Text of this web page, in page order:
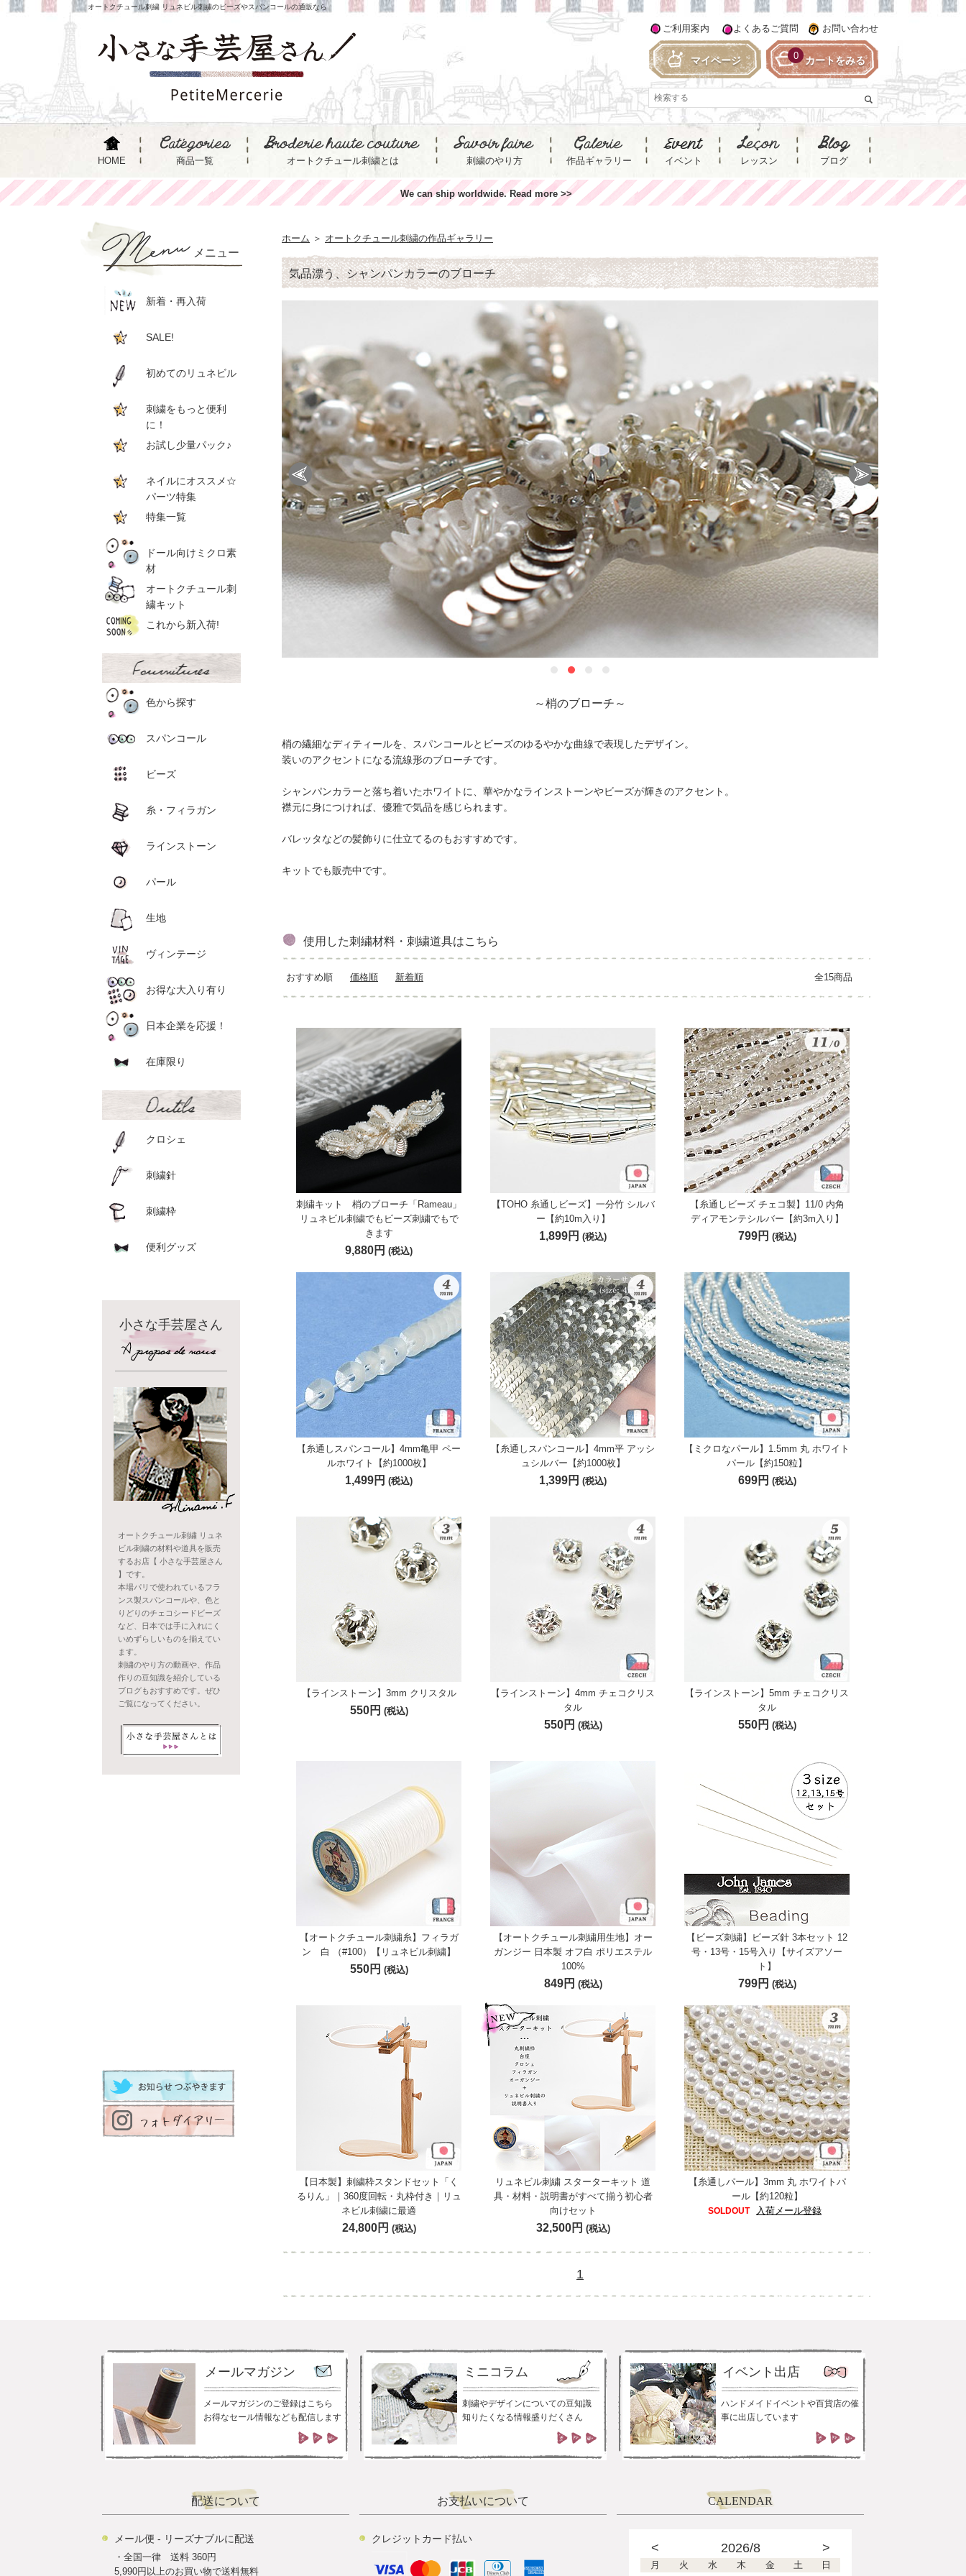
オートクチュール刺繍 リュネビル刺繍のビーズやスパンコールの通販なら
HOME 商品一覧 オートクチュール刺繍とは 刺繍のやり方 作品ギャラリー イベント レッスン ブログ
ご利用案内 よくあるご質問 お問い合わせ
マイページ カートをみる
0
We can ship worldwide. Read more >>
ホーム ＞ オートクチュール刺繍の作品ギャラリー
気品漂う、シャンパンカラーのブローチ
～梢のブローチ～
梢の繊細なディティールを、スパンコールとビーズのゆるやかな曲線で表現したデザイン。
装いのアクセントになる流線形のブローチです。
シャンパンカラーと落ち着いたホワイトに、華やかなラインストーンやビーズが輝きのアクセント。
襟元に身につければ、優雅で気品を感じられます。
バレッタなどの髪飾りに仕立てるのもおすすめです。
キットでも販売中です。
使用した刺繍材料・刺繍道具はこちら
全15商品
おすすめ順 価格順 新着順
刺繍キット 梢のブローチ「Rameau」
リュネビル刺繍でもビーズ刺繍でもで
きます
9,880円 (税込)
【TOHO 糸通しビーズ】一分竹 シルバ
ー【約10m入り】
1,899円 (税込)
【糸通しビーズ チェコ製】11/0 内角
ディアモンテシルバー【約3m入り】
799円 (税込)
【糸通しスパンコール】4mm亀甲 ペー
ルホワイト【約1000枚】
1,499円 (税込)
【糸通しスパンコール】4mm平 アッシ
ュシルバー【約1000枚】
1,399円 (税込)
【ミクロなパール】1.5mm 丸 ホワイト
パール【約150粒】
699円 (税込)
【ラインストーン】3mm クリスタル
550円 (税込)
【ラインストーン】4mm チェコクリス
タル
550円 (税込)
【ラインストーン】5mm チェコクリス
タル
550円 (税込)
【オートクチュール刺繍糸】フィラガ
ン 白 （#100）【リュネビル刺繍】
550円 (税込)
【オートクチュール刺繍用生地】オー
ガンジー 日本製 オフ白 ポリエステル
100%
849円 (税込)
【ビーズ刺繍】ビーズ針 3本セット 12
号・13号・15号入り【サイズアソー
ト】
799円 (税込)
【日本製】刺繍枠スタンドセット「く
るりん」｜360度回転・丸枠付き｜リュ
ネビル刺繍に最適
24,800円 (税込)
リュネビル刺繍 スターターキット 道
具・材料・説明書がすべて揃う初心者
向けセット
32,500円 (税込)
【糸通しパール】3mm 丸 ホワイトパ
ール【約120粒】
SOLDOUT 入荷メール登録
1
メニュー
新着・再入荷
SALE!
初めてのリュネビル
刺繍をもっと便利
に！
お試し少量パック♪
ネイルにオススメ☆
パーツ特集
特集一覧
ドール向けミクロ素
材
オートクチュール刺
繍キット
これから新入荷!
色から探す
スパンコール
ビーズ
糸・フィラガン
ラインストーン
パール
生地
ヴィンテージ
お得な大入り有り
日本企業を応援！
在庫限り
クロシェ
刺繍針
刺繍枠
便利グッズ
小さな手芸屋さん
オートクチュール刺繍 リュネ
ビル刺繍の材料や道具を販売
するお店【 小さな手芸屋さん
】です。
本場パリで使われているフラ
ンス製スパンコールや、色と
りどりのチェコシードビーズ
など、日本では手に入れにく
いめずらしいものを揃えてい
ます。
刺繍のやり方の動画や、作品
作りの豆知識を紹介している
ブログもおすすめです。ぜひ
ご覧になってください。
メールマガジン
メールマガジンのご登録はこちら
お得なセール情報なども配信します
ミニコラム
刺繍やデザインについての豆知識
知りたくなる情報盛りだくさん
イベント出店
ハンドメイドイベントや百貨店の催
事に出店しています
配送について
メール便 - リーズナブルに配送
・全国一律 送料 360円
5,990円以上のお買い物で送料無料
お支払いについて
クレジットカード払い
CALENDAR
< 2026/8 >
月 火 水 木 金 土 日